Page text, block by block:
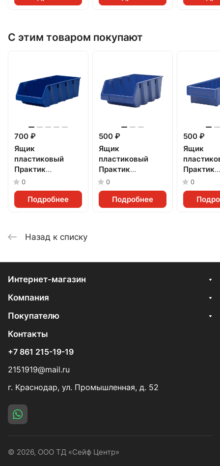
С этим товаром покупают
700 ₽
Ящик
пластиковый
Практик
(500x230x150мм)
0
Подробнее
500 ₽
Ящик
пластиковый
Практик
(400x230x150мм)
0
Подробнее
500 ₽
Ящик
Практик
0
Назад к списку
Интернет-магазин
Компания
Покупателю
Контакты
+7 861 215-19-19
2151919@mail.ru
г. Краснодар, ул. Промышленная, д. 52
© 2026, ООО ТД «Сейф Центр»